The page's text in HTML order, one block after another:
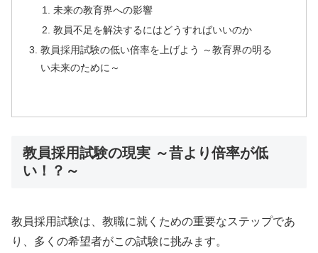
未来の教育界への影響
教員不足を解決するにはどうすればいいのか
教員採用試験の低い倍率を上げよう ～教育界の明る
い未来のために～
教員採用試験の現実 ～昔より倍率が低
い！？～
教員採用試験は、教職に就くための重要なステップであ
り、多くの希望者がこの試験に挑みます。